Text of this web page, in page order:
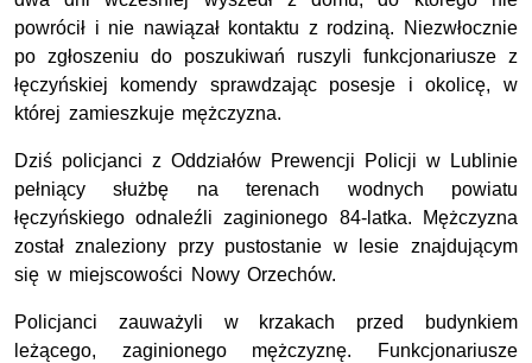
powrócił i nie nawiązał kontaktu z rodziną. Niezwłocznie
po zgłoszeniu do poszukiwań ruszyli funkcjonariusze z
łęczyńskiej komendy sprawdzając posesje i okolicę, w
której zamieszkuje mężczyzna.
Dziś policjanci z Oddziałów Prewencji Policji w Lublinie
pełniący służbę na terenach wodnych powiatu
łęczyńskiego odnaleźli zaginionego 84-latka. Mężczyzna
został znaleziony przy pustostanie w lesie znajdującym
się w miejscowości Nowy Orzechów.
Policjanci zauważyli w krzakach przed budynkiem
leżącego, zaginionego mężczyznę. Funkcjonariusze